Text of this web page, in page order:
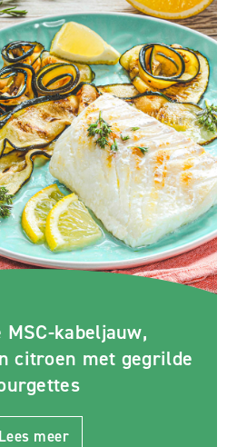
MSC-kabeljauw,
citroen met gegrilde
Lees meer